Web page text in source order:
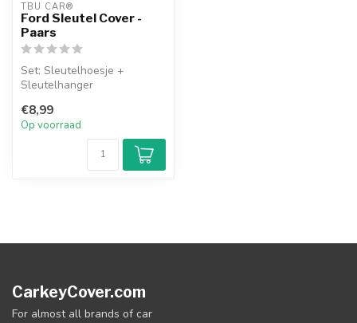
TBU CAR®
Ford Sleutel Cover -
Paars
Set: Sleutelhoesje +
Sleutelhanger
€8,99
Op voorraad
CarkeyCover.com
For almost all brands of car